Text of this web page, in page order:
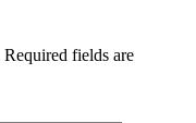
Required fields are